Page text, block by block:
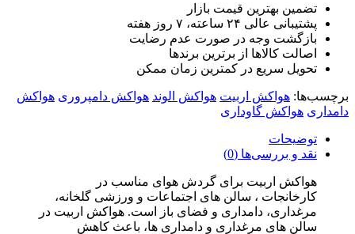
تضمین بهترین قیمت بازار
پشتیبانی عالی ۲۴ ساعته، ۷ روز هفته
بازگشت وجه در صورت عدم رضایت
اصالت کالاها از برترین برندها
تحویل سریع در کمترین زمان ممکن
برچسب‌ها: هواکش اربیت هواکش الوند هواکش دامپروری هواکش
دامداری هواکش گاوداری
توضیحات
نقد و بررسی‌ها (0)
هواکش اربیت برای گردش هوای مناسب در
کارخانجات ، سالن های اجتماعات و ورزشی گلخانه،
مرغداری، دامداری و فضای باز است. هواکش اربیت در
سالن های مرغداری و دامداری ها، باعث کاهش